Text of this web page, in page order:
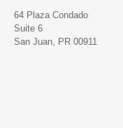
64 Plaza Condado
Suite 6
San Juan, PR 00911